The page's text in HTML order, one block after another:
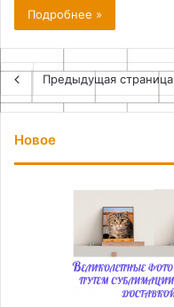
Подробнее »
Предыдущая страница
Новое